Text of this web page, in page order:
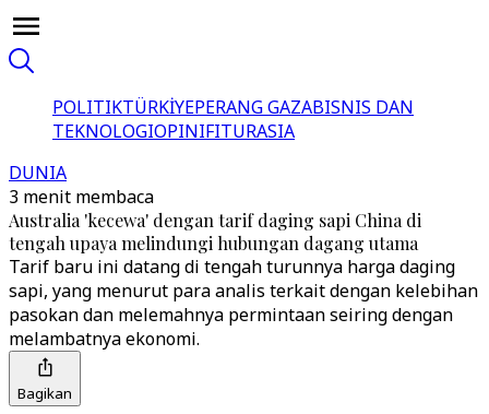
POLITIKTÜRKİYEPERANG GAZABISNIS DAN
TEKNOLOGIOPINIFITURASIA
DUNIA
3 menit membaca
Australia 'kecewa' dengan tarif daging sapi China di
tengah upaya melindungi hubungan dagang utama
Tarif baru ini datang di tengah turunnya harga daging
sapi, yang menurut para analis terkait dengan kelebihan
pasokan dan melemahnya permintaan seiring dengan
melambatnya ekonomi.
Bagikan